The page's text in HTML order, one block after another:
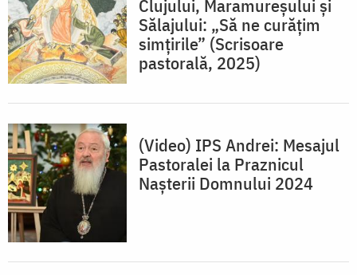
Clujului, Maramureșului și
Sălajului: „Să ne curățim
simțirile” (Scrisoare
pastorală, 2025)
(Video) IPS Andrei: Mesajul
Pastoralei la Praznicul
Nașterii Domnului 2024